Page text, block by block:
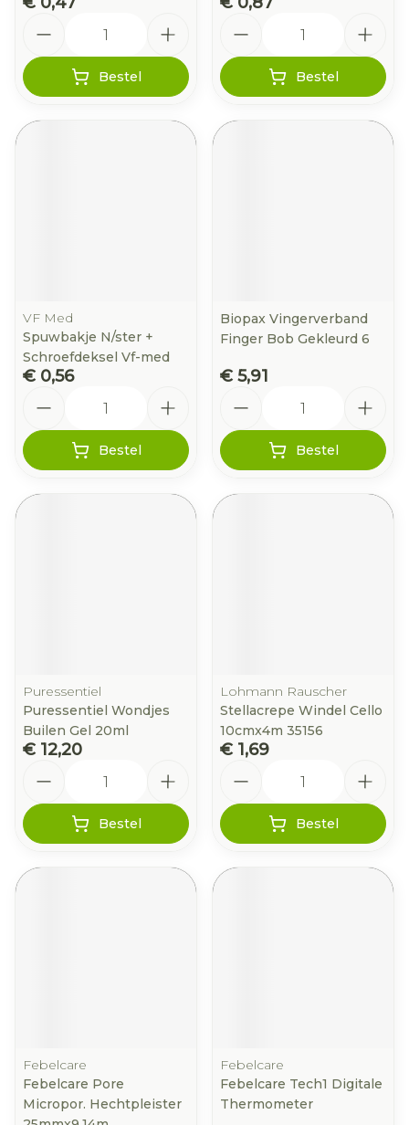
Bestel Bestel
VF Med
Spuwbakje N/ster +
Schroefdeksel Vf-med
€ 0,56
Bestel
Biopax Vingerverband
Finger Bob Gekleurd 6
€ 5,91
Bestel
Puressentiel
Puressentiel Wondjes
Builen Gel 20ml
€ 12,20
Bestel
Lohmann Rauscher
Stellacrepe Windel Cello
10cmx4m 35156
€ 1,69
Bestel
Febelcare
Febelcare Pore
Micropor. Hechtpleister
Febelcare
Febelcare Tech1 Digitale
Thermometer